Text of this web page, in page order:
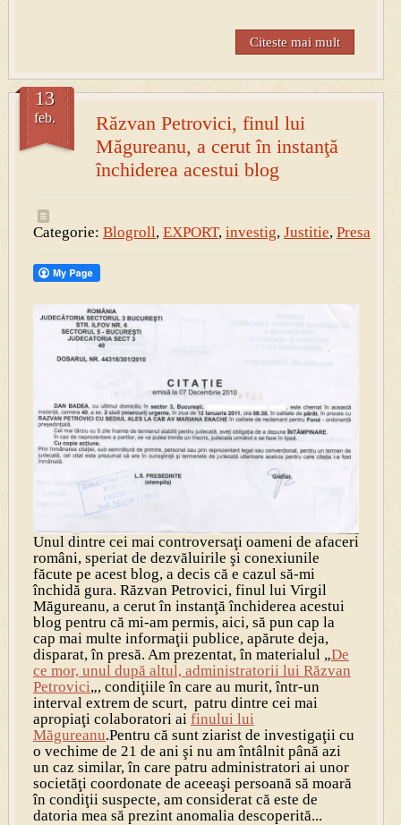
Citeste mai mult
Răzvan Petrovici, finul lui
Măgureanu, a cerut în instanţă
închiderea acestui blog
13
feb.
Categorie: Blogroll, EXPORT, investig, Justitie, Presa
Unul dintre cei mai controversaţi oameni de afaceri
români, speriat de dezvăluirile şi conexiunile
făcute pe acest blog, a decis că e cazul să-mi
închidă gura. Răzvan Petrovici, finul lui Virgil
Măgureanu, a cerut în instanţă închiderea acestui
blog pentru că mi-am permis, aici, să pun cap la
cap mai multe informaţii publice, apărute deja,
disparat, în presă. Am prezentat, în materialul „De
ce mor, unul după altul, administratorii lui Răzvan
Petrovici„, condiţiile în care au murit, într-un
interval extrem de scurt, patru dintre cei mai
apropiaţi colaboratori ai finului lui
Măgureanu.Pentru că sunt ziarist de investigaţii cu
o vechime de 21 de ani şi nu am întâlnit până azi
un caz similar, în care patru administratori ai unor
societăţi coordonate de aceeaşi persoană să moară
în condiţii suspecte, am considerat că este de
datoria mea să prezint anomalia descoperită...